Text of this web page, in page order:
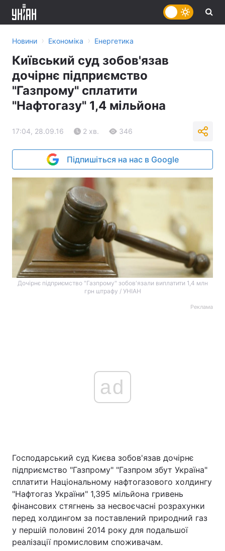
Головна Війна
Політика
Економіка Світ
Новини › Економіка › Енергетика
Київський суд зобов'язав
дочірнє підприємство
"Газпрому" сплатити
"Нафтогазу" 1,4 мільйона
17:04, 28.09.16 2 хв. 346
Підпишіться на нас в Google
Дочірнє підприємство "Газпрому" зобов'язали виплатити 1,4 млн
грн штрафу / УНІАН
Реклама
ad
Господарський суд Києва зобов'язав дочірнє
підприємство "Газпрому" "Газпром збут Україна"
сплатити Національному нафтогазового холдингу
"Нафтогаз України" 1,395 мільйона гривень
фінансових стягнень за несвоєчасні розрахунки
перед холдингом за поставлений природний газ
у першій половині 2014 року для подальшої
реалізації промисловим споживачам.